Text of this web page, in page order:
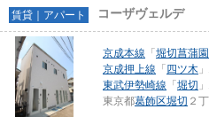
賃貸｜アパート コーザヴェルデ
京成本線 「 堀切菖蒲園
京成押上線 「 四ツ木
東武伊勢崎線 「 堀切
東京都葛飾区堀切 ２